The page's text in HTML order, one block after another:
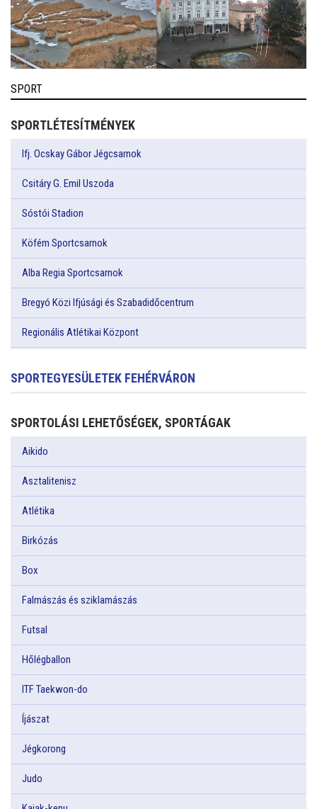
SPORT
SPORTLÉTESÍTMÉNYEK
Ifj. Ocskay Gábor Jégcsarnok
Csitáry G. Emil Uszoda
Sóstói Stadion
Köfém Sportcsarnok
Alba Regia Sportcsarnok
Bregyó Közi Ifjúsági és Szabadidőcentrum
Regionális Atlétikai Központ
SPORTEGYESÜLETEK FEHÉRVÁRON
SPORTOLÁSI LEHETŐSÉGEK, SPORTÁGAK
Aikido
Asztalitenisz
Atlétika
Birkózás
Box
Falmászás és sziklamászás
Futsal
Hőlégballon
ITF Taekwon-do
Íjászat
Jégkorong
Judo